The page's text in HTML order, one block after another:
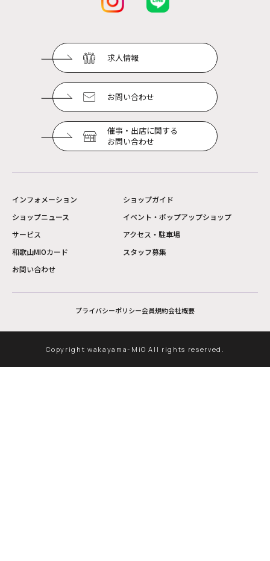
求人情報
お問い合わせ
催事・出店に関する
お問い合わせ
インフォメーション
ショップガイド
ショップニュース
イベント・ポップアップショップ
サービス
アクセス・駐車場
和歌山MIOカード
スタッフ募集
お問い合わせ
プライバシーポリシー会員規約会社概要
Copyright wakayama-MiO All rights reserved.